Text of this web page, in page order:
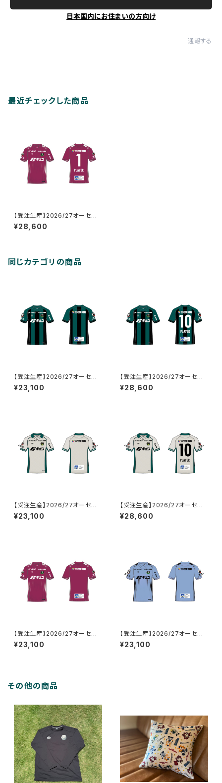
日本国内にお住まいの方向け
通報する
最近チェックした商品
【受注生産】2026/27オーセン
ティックユニフォーム_GK/1st_
ネーム&ナンバーあり
¥28,600
同じカテゴリの商品
【受注生産】2026/27オーセン
ティックユニフォーム_FP/1st_ネ
ーム&ナンバーなし
¥23,100
【受注生産】2026/27オーセン
ティックユニフォーム_FP/1st_ネ
ーム&ナンバーあり
¥28,600
【受注生産】2026/27オーセン
ティックユニフォーム_FP/2nd_
ネーム&ナンバーなし
¥23,100
【受注生産】2026/27オーセン
ティックユニフォーム_FP/2nd_
ネーム&ナンバーあり
¥28,600
【受注生産】2026/27オーセン
ティックユニフォーム_GK/1st_
ネーム&ナンバーなし
¥23,100
【受注生産】2026/27オーセン
ティックユニフォーム_GK/2nd_
ネーム&ナンバーなし
¥23,100
その他の商品